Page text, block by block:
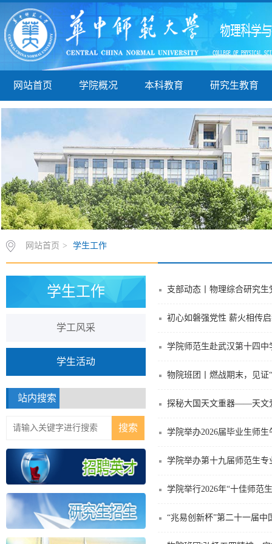
网站首页 学院概况 本科教育 研究生教育
网站首页 > 学生工作
学生工作
学工风采
学生活动
站内搜索
支部动态丨物理综合研究
初心如磐强党性 薪火相传
学院师范生赴武汉第十四
物院班团丨燃战期末，见
探秘大国天文重器——天文
学院举办2026届毕业生师生
学院举办第十九届师范生
学院举行2026年“十佳师范
“兆易创新杯”第二十一届